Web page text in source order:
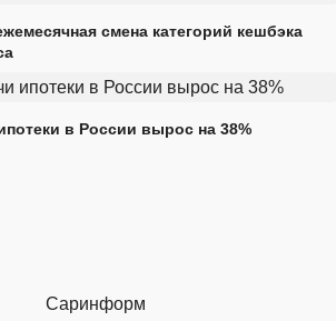
смена категорий кешбэка
в России вырос на 38%